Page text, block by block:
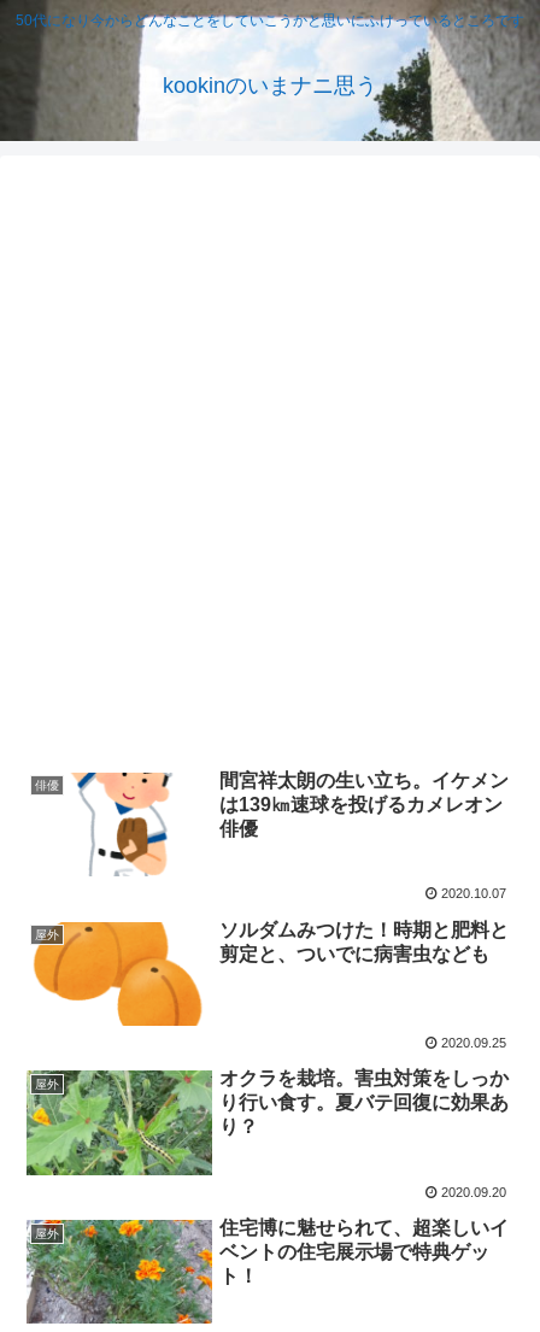
50代になり今からどんなことをしていこうかと思いにふけっているところです
kookinのいまナニ思う
俳優
間宮祥太朗の生い立ち。イケメン
は139㎞速球を投げるカメレオン
俳優
2020.10.07
屋外
ソルダムみつけた！時期と肥料と
剪定と、ついでに病害虫なども
2020.09.25
屋外
オクラを栽培。害虫対策をしっか
り行い食す。夏バテ回復に効果あ
り？
2020.09.20
屋外
住宅博に魅せられて、超楽しいイ
ベントの住宅展示場で特典ゲッ
ト！